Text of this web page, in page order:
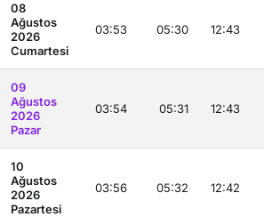
08
Ağustos
2026
Cumartesi
03:53 05:30 12:43
09
Ağustos
2026
Pazar
03:54 05:31 12:43
10
Ağustos
2026
Pazartesi
03:56 05:32 12:42